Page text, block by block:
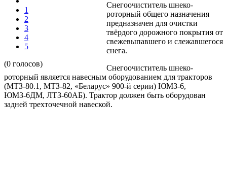
1
2
3
4
5
(0 голосов)
Снегоочиститель шнеко-
роторный общего назначения
предназначен для очистки
твёрдого дорожного покрытия от
свежевыпавшего и слежавшегося
снега.
Снегоочиститель шнеко-
роторный является навесным оборудованием для тракторов
(МТЗ-80.1, МТЗ-82, «Беларус» 900-й серии) ЮМЗ-6,
ЮМЗ-6ДМ, ЛТЗ-60АБ). Трактор должен быть оборудован
задней трехточечной навеской.